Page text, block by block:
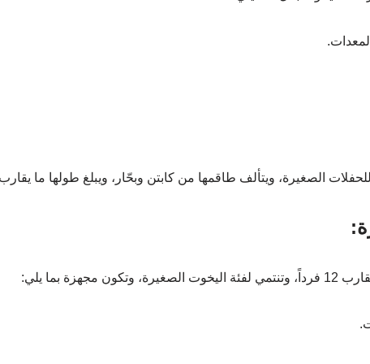
الصغيرة، ويتألف طاقمها من كابتن وبحّار، ويبلغ طولها ما يقارب 19
بما يلي: